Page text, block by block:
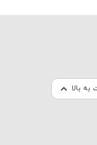
به بالا